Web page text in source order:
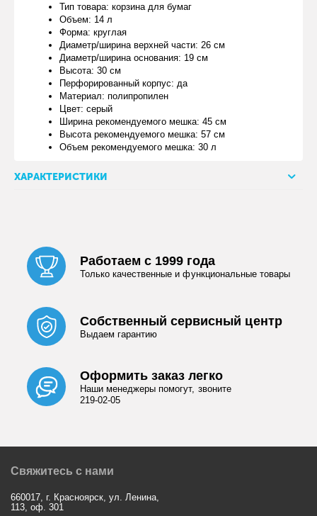
Тип товара: корзина для бумаг
Объем: 14 л
Форма: круглая
Диаметр/ширина верхней части: 26 см
Диаметр/ширина основания: 19 см
Высота: 30 см
Перфорированный корпус: да
Материал: полипропилен
Цвет: серый
Ширина рекомендуемого мешка: 45 см
Высота рекомендуемого мешка: 57 см
Объем рекомендуемого мешка: 30 л
ХАРАКТЕРИСТИКИ
Работаем с 1999 года
Только качественные и функциональные товары
Собственный сервисный центр
Выдаем гарантию
Оформить заказ легко
Наши менеджеры помогут, звоните
219-02-05
Свяжитесь с нами
660017, г. Красноярск, ул. Ленина,
113, оф. 301